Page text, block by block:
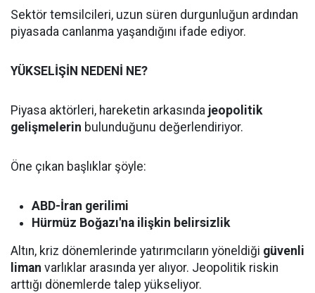
Sektör temsilcileri, uzun süren durgunluğun ardından
piyasada canlanma yaşandığını ifade ediyor.
YÜKSELİŞİN NEDENİ NE?
Piyasa aktörleri, hareketin arkasında jeopolitik
gelişmelerin bulunduğunu değerlendiriyor.
Öne çıkan başlıklar şöyle:
ABD-İran gerilimi
Hürmüz Boğazı'na ilişkin belirsizlik
Altın, kriz dönemlerinde yatırımcıların yöneldiği güvenli
liman varlıklar arasında yer alıyor. Jeopolitik riskin
arttığı dönemlerde talep yükseliyor.